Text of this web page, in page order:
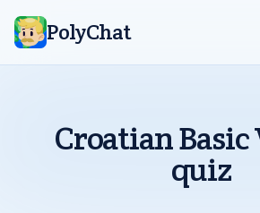
PolyChat
Croatian Basic
quiz